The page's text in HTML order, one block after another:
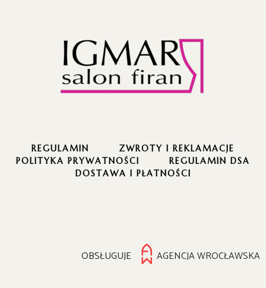
REGULAMIN
ZWROTY I REKLAMACJE
POLITYKA PRYWATNOŚCI
REGULAMIN DSA
DOSTAWA I PŁATNOŚCI
OBSŁUGUJE AGENCJA WROCŁAWSKA